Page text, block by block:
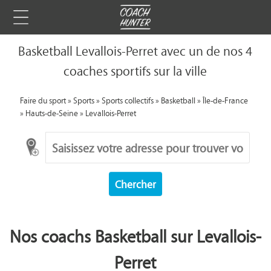
Basketball Levallois-Perret avec un de nos 4
coaches sportifs sur la ville
Faire du sport»Sports»Sports collectifs»Basketball»Île-de-France
»Hauts-de-Seine»Levallois-Perret
Chercher
Nos coachs Basketball sur Levallois-
Perret